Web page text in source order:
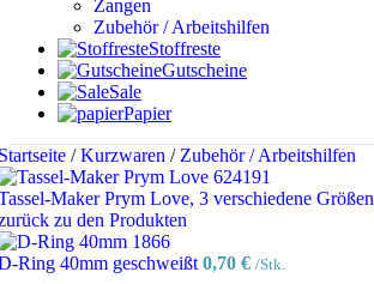
Zangen
Zubehör / Arbeitshilfen
Stoffreste
Gutscheine
Sale
Papier
/ Kurzwaren / Zubehör / Arbeitshilfen
Maker Prym Love, 3 verschiedene Größen
zu den Produkten
Ring 40mm geschweißt 0,70 € /Stk.